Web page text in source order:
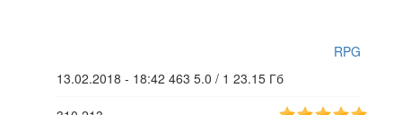
RPG
13.02.2018 - 18:42 463 5.0 / 1 23.15 Гб